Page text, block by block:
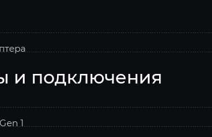
и подключения
1